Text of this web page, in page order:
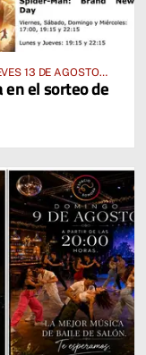
13 DE AGOSTO
el sorteo de